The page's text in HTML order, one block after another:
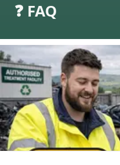
❓ FAQ